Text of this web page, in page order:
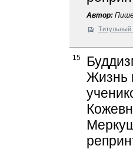
Автор:
Титульный
15
Жизнь